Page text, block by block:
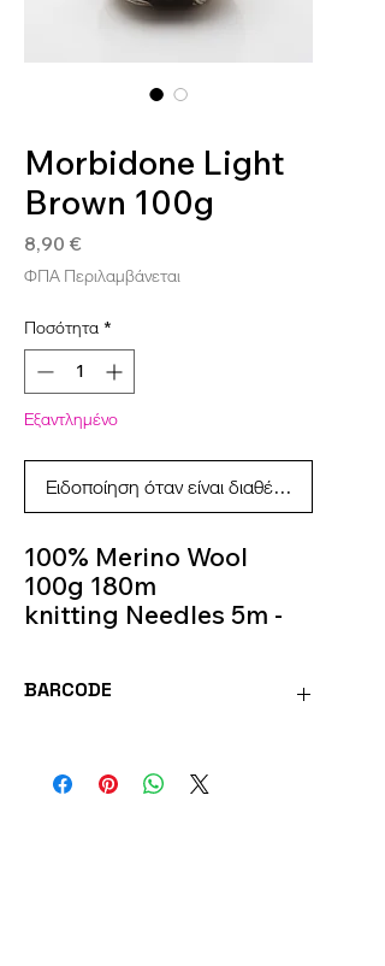
Morbidone Light
Brown 100g
8,90 €
ΦΠΑ Περιλαμβάνεται
Ποσότητα *
Εξαντλημένο
Ειδοποίηση όταν είναι διαθέσιμο
100% Merino Wool
100g 180m
knitting Needles 5m -
BARCODE